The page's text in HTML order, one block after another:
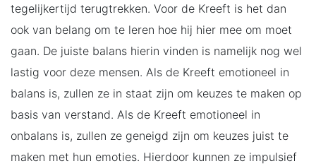
tegelijkertijd terugtrekken. Voor de Kreeft is het dan
ook van belang om te leren hoe hij hier mee om moet
gaan. De juiste balans hierin vinden is namelijk nog wel
lastig voor deze mensen. Als de Kreeft emotioneel in
balans is, zullen ze in staat zijn om keuzes te maken op
basis van verstand. Als de Kreeft emotioneel in
onbalans is, zullen ze geneigd zijn om keuzes juist te
maken met hun emoties. Hierdoor kunnen ze impulsief